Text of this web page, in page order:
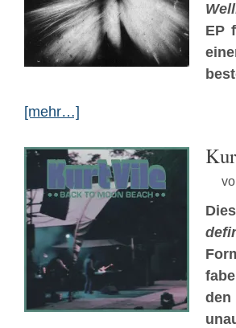
EP
[mehr…]
den